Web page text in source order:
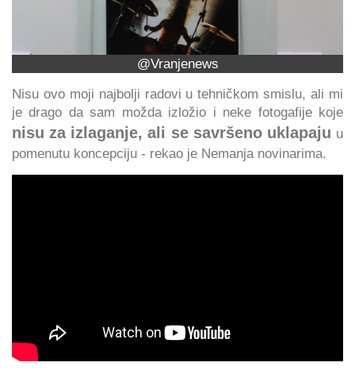
@Vranjenews
Nisu ovo moji najbolji radovi u tehničkom smislu, ali mi
je drago da sam možda izložio i neke fotogafije koje
nisu za izlaganje, ali se savršeno uklapaju u
pomenutu koncepciju - rekao je Nemanja novinarima.